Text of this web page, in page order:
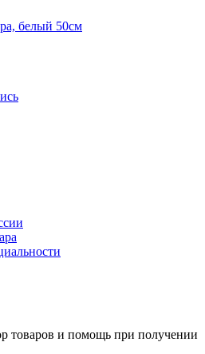
белый 50см
товаров и помощь при получении